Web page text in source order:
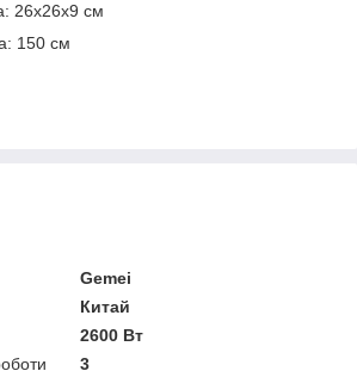
26х26х9 см
150 см
Gemei
Китай
2600 Вт
3